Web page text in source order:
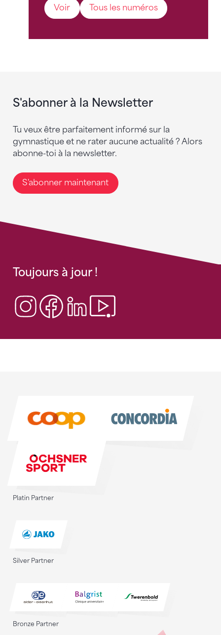
Voir Tous les numéros
S'abonner à la Newsletter
Tu veux être parfaitement informé sur la
gymnastique et ne rater aucune actualité ? Alors
abonne-toi à la newsletter.
S'abonner maintenant
Toujours à jour !
Platin Partner
Silver Partner
Bronze Partner